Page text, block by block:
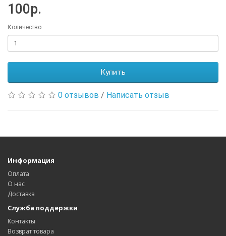
100р.
Количество
Купить
0 отзывов / Написать отзыв
Информация
Оплата
О нас
Доставка
Служба поддержки
Контакты
Возврат товара